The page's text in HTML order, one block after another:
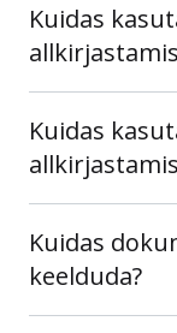
Kuidas
Kuidas
Kuidas
keelduda?